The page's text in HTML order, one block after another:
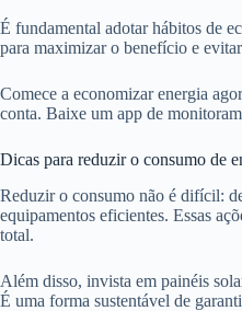
É fundamental adotar hábitos de
para maximizar o benefício e
Comece a economizar energia
conta. Baixe um app de
Dicas para reduzir o consumo de
Reduzir o consumo não é difícil:
equipamentos eficientes. Essas
total.
Além disso, invista em painéis
É uma forma sustentável de